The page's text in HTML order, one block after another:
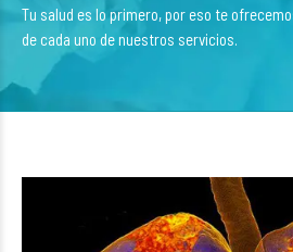
Tu salud es lo primero, por eso te
de cada uno de nuestros servicios.